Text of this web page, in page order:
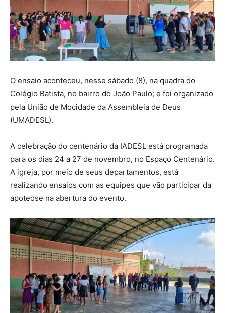
O ensaio aconteceu, nesse sábado (8), na quadra do
Colégio Batista, no bairro do João Paulo; e foi organizado
pela União de Mocidade da Assembleia de Deus
(UMADESL).
A celebração do centenário da IADESL está programada
para os dias 24 a 27 de novembro, no Espaço Centenário.
A igreja, por meio de seus departamentos, está
realizando ensaios com as equipes que vão participar da
apoteose na abertura do evento.